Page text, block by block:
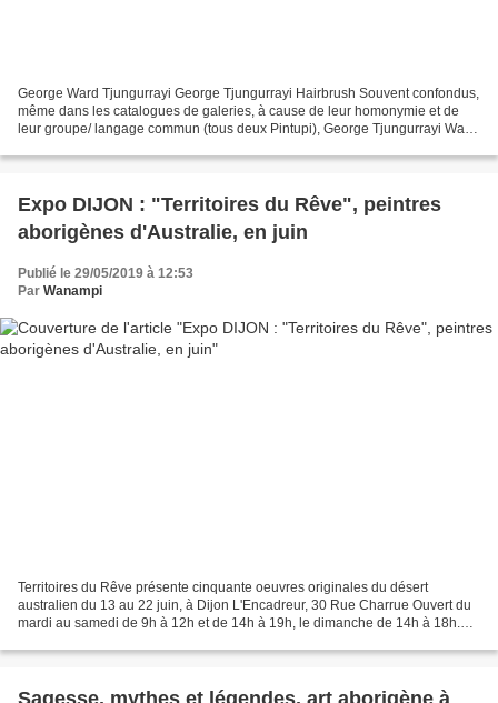
George Ward Tjungurrayi George Tjungurrayi Hairbrush Souvent confondus,
même dans les catalogues de galeries, à cause de leur homonymie et de
leur groupe/ langage commun (tous deux Pintupi), George Tjungurrayi Ward
Expo DIJON : "Territoires du Rêve", peintres
aborigènes d'Australie, en juin
Publié le 29/05/2019 à 12:53
Par Wanampi
Territoires du Rêve présente cinquante oeuvres originales du désert
australien du 13 au 22 juin, à Dijon L'Encadreur, 30 Rue Charrue Ouvert du
mardi au samedi de 9h à 12h et de 14h à 19h, le dimanche de 14h à 18h.